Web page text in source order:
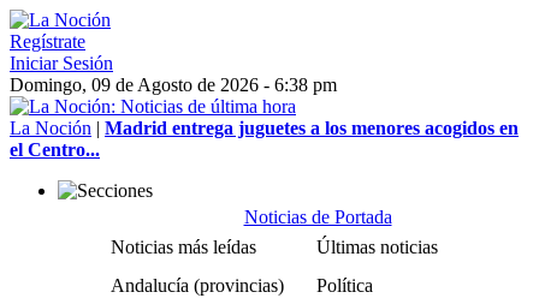
Regístrate
Iniciar Sesión
Domingo, 09 de Agosto de 2026 - 6:38 pm
La Noción | Madrid entrega juguetes a los menores acogidos en
el Centro...
Noticias de Portada
Noticias más leídas
Últimas noticias
Andalucía (provincias)
Política